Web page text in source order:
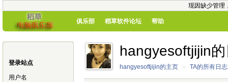
现因缺少管理
俱乐部 稻草软件论坛 帮助
登录站点
用户名
hangyesoftjijin
hangyesoftjijin的主页 » TA的所有日志